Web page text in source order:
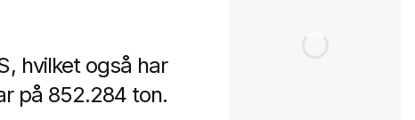
hvilket også har
på 852.284 ton.